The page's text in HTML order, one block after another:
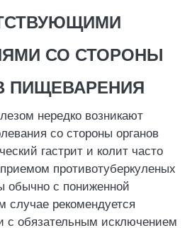
СО СТОРОНЫ
ПИЩЕВАРЕНИЯ
нередко возникают
со стороны органов
гастрит и колит часто
противотуберкуленых
обычно с пониженной
случае рекомендуется
обязательным исключением